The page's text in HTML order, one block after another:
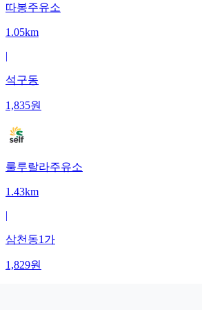
따봉주유소
1.05km
|
석구동
1,835원
룰루랄라주유소
1.43km
|
삼천동1가
1,829원